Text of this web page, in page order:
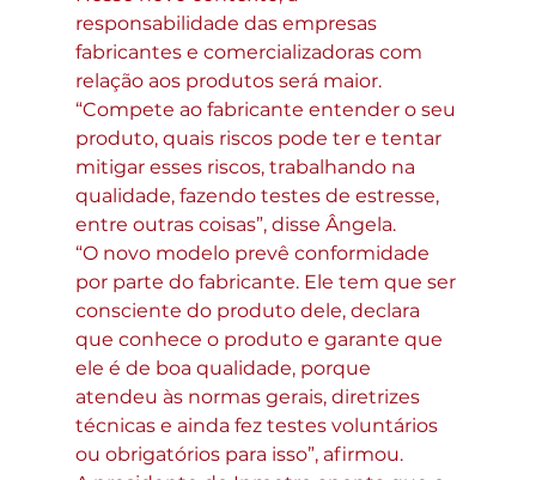
responsabilidade das empresas
fabricantes e comercializadoras com
relação aos produtos será maior.
“Compete ao fabricante entender o seu
produto, quais riscos pode ter e tentar
mitigar esses riscos, trabalhando na
qualidade, fazendo testes de estresse,
entre outras coisas”, disse Ângela.
“O novo modelo prevê conformidade
por parte do fabricante. Ele tem que ser
consciente do produto dele, declara
que conhece o produto e garante que
ele é de boa qualidade, porque
atendeu às normas gerais, diretrizes
técnicas e ainda fez testes voluntários
ou obrigatórios para isso”, afirmou.